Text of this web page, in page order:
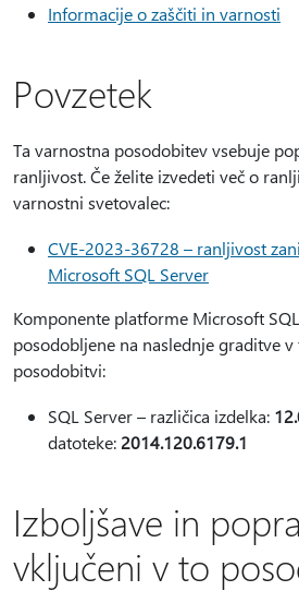
Informacije o zaščiti in varnosti
Povzetek
Ta varnostna posodobitev vsebuje
ranljivost. Če želite izvedeti več o
varnostni svetovalec:
CVE-2023-36728 – ranljivost
Microsoft SQL Server
Komponente platforme Microsoft
posodobljene na naslednje graditve
posodobitvi:
SQL Server – različica izdelka:
datoteke: 2014.120.6179.1
Izboljšave in
vključeni v to